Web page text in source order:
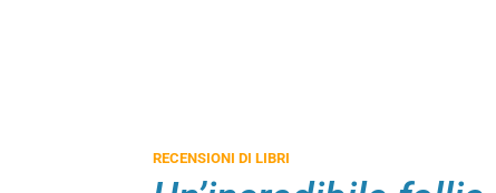
RECENSIONI DI LIBRI